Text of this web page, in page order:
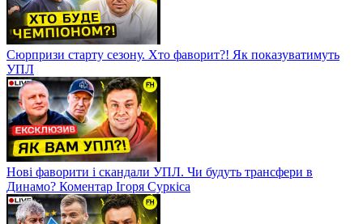
Сюрпризи старту сезону. Хто фаворит?! Як показуватимуть
УПЛ
Нові фаворити і скандали УПЛ. Чи будуть трансфери в
Динамо? Коментар Ігоря Суркіса